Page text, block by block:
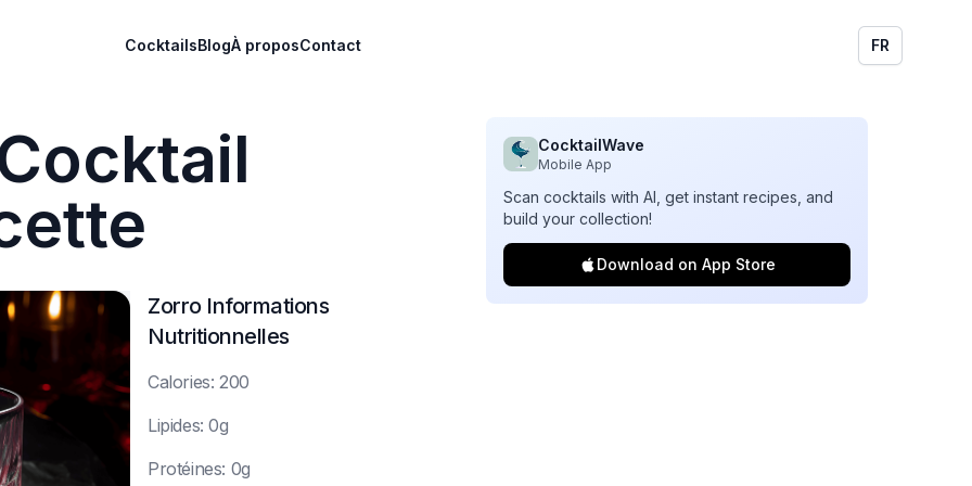
CocktailsBlogÀ proposContact FR
ZorroInformations
Nutritionnelles
Calories: 200
Lipides: 0g
Protéines: 0g
CocktailWave
Mobile App
Scan cocktails with AI, get instant recipes, and
build your collection!
Download on App Store